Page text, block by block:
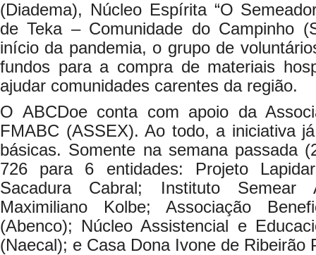
(Diadema), Núcleo Espírita “O
de Teka – Comunidade do Campinho
início da pandemia, o grupo de
fundos para a compra de materiais
ajudar comunidades carentes da região.
O ABCDoe conta com apoio da
FMABC (ASSEX). Ao todo, a iniciativa
básicas. Somente na semana passada
726 para 6 entidades: Projeto
Sacadura Cabral; Instituto Semear
Maximiliano Kolbe; Associação
(Abenco); Núcleo Assistencial e
(Naecal); e Casa Dona Ivone de Ribeirão